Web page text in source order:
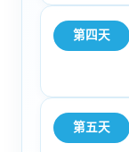
第四天
第五天